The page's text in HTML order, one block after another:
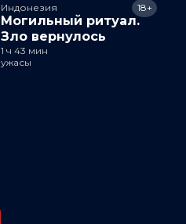
Индонезия
Могильный ритуал.
Зло вернулось
18+
1 ч 43 мин
ужасы